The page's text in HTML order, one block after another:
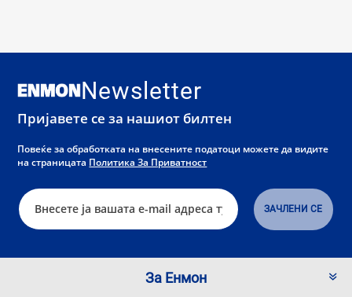
Newsletter
Пријавете се за нашиот билтен
Повеќе за обработката на внесените податоци можете да видите
на страницата Политика За Приватност
За Енмон